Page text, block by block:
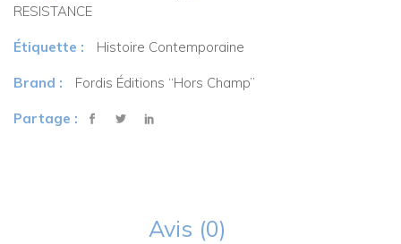
RESISTANCE
Étiquette : Histoire Contemporaine
Brand : Fordis Éditions “Hors Champ”
Partage :
Avis (0)